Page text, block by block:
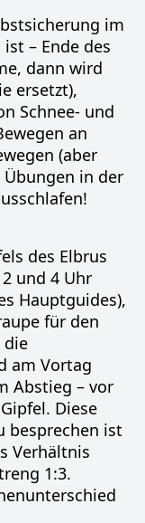
im
– Ende des
dann wird
ersetzt),
Schnee- und
an
(aber
in der
des Elbrus
und 4 Uhr
Hauptguides),
für den
die
am Vortag
Abstieg – vor
Diese
besprechen ist
Verhältnis
1:3.